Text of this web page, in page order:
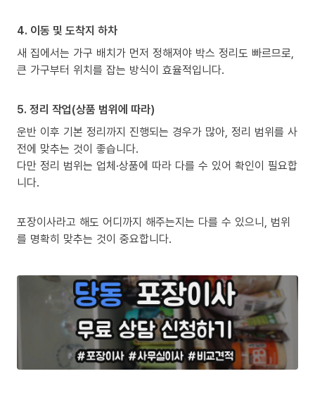
4. 이동 및 도착지 하차
새 집에서는 가구 배치가 먼저 정해져야 박스 정리도 빠르므로,
큰 가구부터 위치를 잡는 방식이 효율적입니다.
5. 정리 작업(상품 범위에 따라)
운반 이후 기본 정리까지 진행되는 경우가 많아, 정리 범위를 사
전에 맞추는 것이 좋습니다.
다만 정리 범위는 업체·상품에 따라 다를 수 있어 확인이 필요합
니다.
포장이사라고 해도 어디까지 해주는지는 다를 수 있으니, 범위
를 명확히 맞추는 것이 중요합니다.